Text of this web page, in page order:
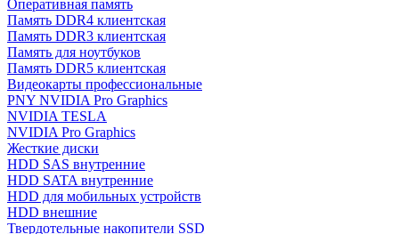
Оперативная память
Память DDR4 клиентская
Память DDR3 клиентская
Память для ноутбуков
Память DDR5 клиентская
Видеокарты профессиональные
PNY NVIDIA Pro Graphics
NVIDIA TESLA
NVIDIA Pro Graphics
Жесткие диски
HDD SAS внутренние
HDD SATA внутренние
HDD для мобильных устройств
HDD внешние
Твердотельные накопители SSD